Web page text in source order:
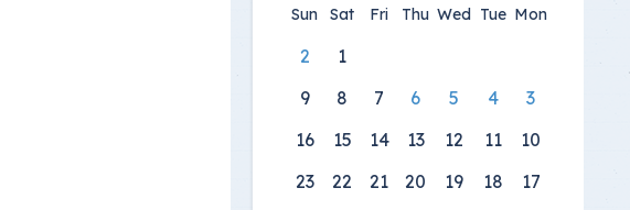
Mon
Tue
Wed
Thu
Fri
Sat
Sun
1
2
3
4
5
6
7
8
9
10
11
12
13
14
15
16
17
18
19
20
21
22
23